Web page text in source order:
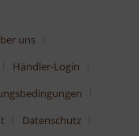
uns
Händler-Login
Datenschutz